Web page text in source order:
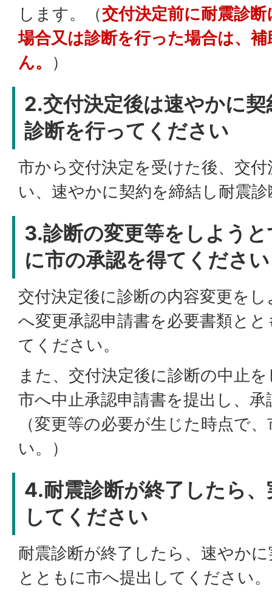
します。（交付決定前に耐震診
場合又は診断を行った場合は、
ん。
）
2.交付決定後は速やかに
診断を行ってください
市から交付決定を受けた後、交
い、速やかに契約を締結し耐震
3.診断の変更等をしよう
に市の承認を得てください
交付決定後に診断の内容変更を
へ変更承認申請書を必要書類と
てください。
また、交付決定後に診断の中止
市へ中止承認申請書を提出し、
（変更等の必要が生じた時点で
い。）
4.耐震診断が終了したら
してください
耐震診断が終了したら、速やか
とともに市へ提出してください。